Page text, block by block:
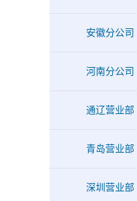
安徽分公司
河南分公司
通辽营业部
青岛营业部
深圳营业部